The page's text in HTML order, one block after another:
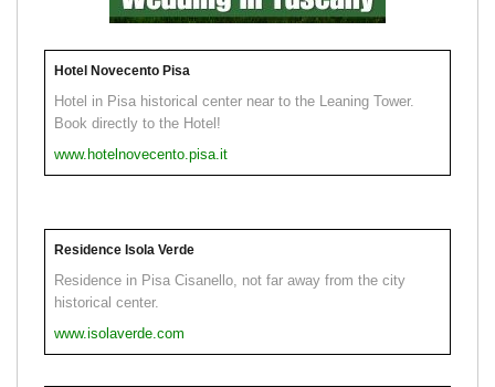
Hotel Novecento Pisa
Hotel in Pisa historical center near to the Leaning Tower.
Book directly to the Hotel!
www.hotelnovecento.pisa.it
Residence Isola Verde
Residence in Pisa Cisanello, not far away from the city
historical center.
www.isolaverde.com